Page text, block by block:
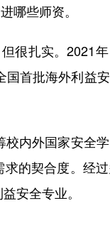
哪些师资。
很扎实。2021
首批海外利益
内外国家安全
的契合度。经
安全专业。